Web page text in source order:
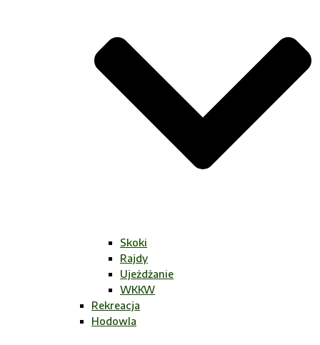
Skoki
Rajdy
Ujeżdżanie
WKKW
Rekreacja
Hodowla